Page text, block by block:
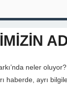
neler oluyor?
haberde, ayrı